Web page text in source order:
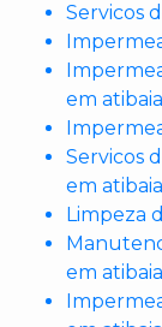
Servicos
em atibaia
Servicos
em atibaia
Limpeza
em atibaia